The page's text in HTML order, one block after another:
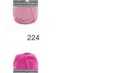
224